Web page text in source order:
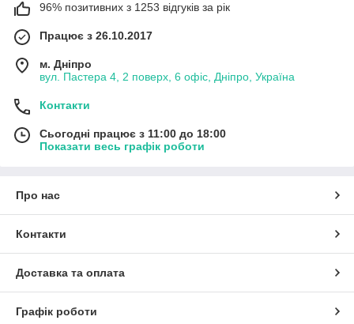
96% позитивних з 1253 відгуків за рік
Працює з 26.10.2017
м. Дніпро
вул. Пастера 4, 2 поверх, 6 офіс, Дніпро, Україна
Контакти
Сьогодні працює з 11:00 до 18:00
Показати весь графік роботи
Про нас
Контакти
Доставка та оплата
Графік роботи